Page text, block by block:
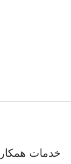
خدمات